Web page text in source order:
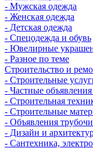
- Мужская одежда
- Женская одежда
- Детская одежда
- Спецодежда и обувь
- Ювелирные
- Разное по теме
Строительство и
- Строительные
- Частные
- Строительная
- Строительные
- Объявления
- Дизайн и
- Сантехника,